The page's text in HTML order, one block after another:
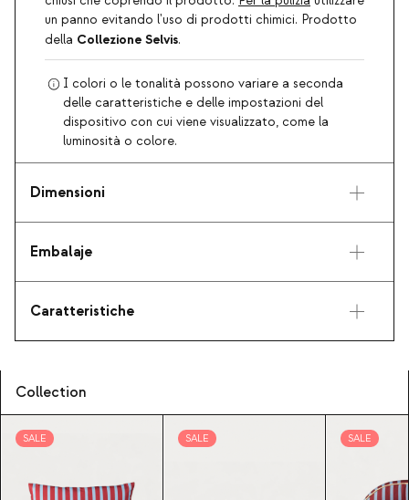
un panno evitando l'uso di prodotti chimici. Prodotto
della Collezione Selvis.
I colori o le tonalità possono variare a seconda
delle caratteristiche e delle impostazioni del
dispositivo con cui viene visualizzato, come la
luminosità o colore.
Dimensioni
Embalaje
Caratteristiche
Collection
SALE SALE SALE